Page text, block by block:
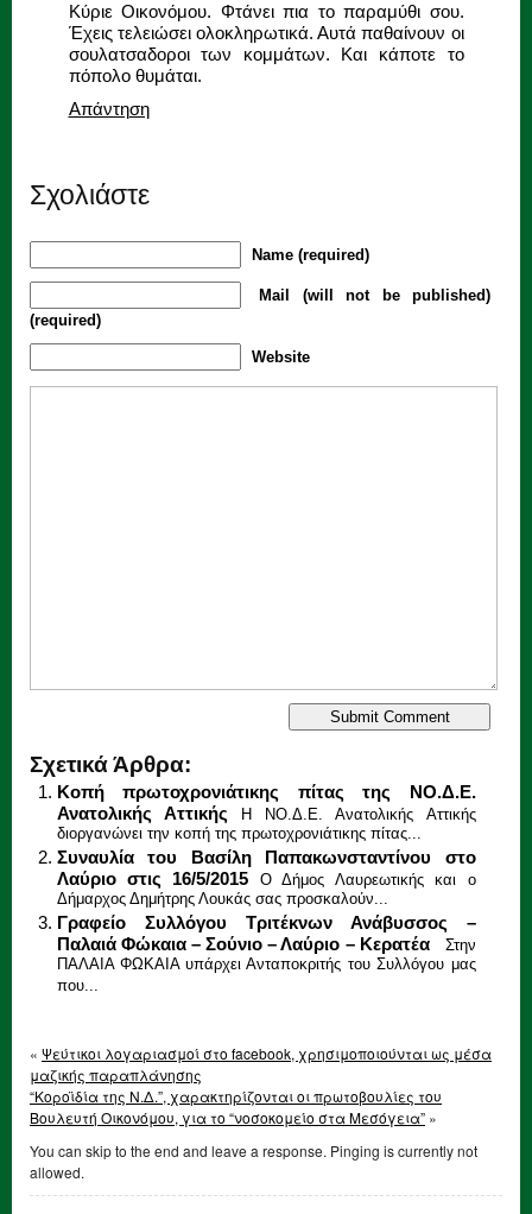
Κύριε Οικονόμου. Φτάνει πια το παραμύθι σου.
Έχεις τελειώσει ολοκληρωτικά. Αυτά παθαίνουν οι
σουλατσαδοροι των κομμάτων. Και κάποτε το
πόπολο θυμάται.
Απάντηση
Σχολιάστε
Name (required)
Mail (will not be published)
(required)
Website
Σχετικά Άρθρα:
Κοπή πρωτοχρονιάτικης πίτας της NO.Δ.Ε.
Ανατολικής Αττικής
Η NO.Δ.Ε. Ανατολικής Αττικής
διοργανώνει την κοπή της πρωτοχρονιάτικης πίτας...
Συναυλία του Βασίλη Παπακωνσταντίνου στο
Λαύριο στις 16/5/2015
Ο Δήμος Λαυρεωτικής και ο
Δήμαρχος Δημήτρης Λουκάς σας προσκαλούν...
Γραφείο Συλλόγου Τριτέκνων Ανάβυσσος –
Παλαιά Φώκαια – Σούνιο – Λαύριο – Κερατέα
Στην
ΠΑΛΑΙΑ ΦΩΚΑΙΑ υπάρχει Ανταποκριτής του Συλλόγου μας
που...
« Ψεύτικοι λογαριασμοί στο facebook, χρησιμοποιούνται ως μέσα
μαζικής παραπλάνησης
“Κοροϊδία της Ν.Δ.”, χαρακτηρίζονται οι πρωτοβουλίες του
Βουλευτή Οικονόμου, για το “νοσοκομείο στα Μεσόγεια” »
You can skip to the end and leave a response. Pinging is currently not
allowed.